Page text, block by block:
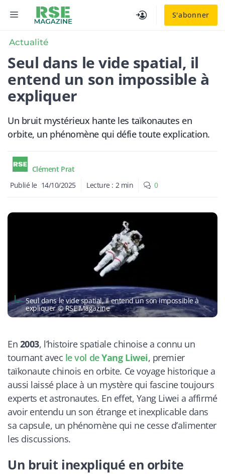
S'abonner
MENU
Actualité
Seul dans le vide spatial, il
entend un son impossible à
expliquer
Un bruit mystérieux hante les taïkonautes en
orbite, un phénomène qui défie toute explication.
Clément Prat
Publié le 14/10/2025 Lecture : 2 min 0
Seul dans le vide spatial, il entend un son impossible à
expliquer © RSE Magazine
En 2003, l’histoire spatiale chinoise a connu un
tournant avec le vol deYang Liwei, premier
taïkonaute chinois en orbite. Ce voyage historique a
aussi laissé place à un mystère qui fascine toujours
experts et astronautes. En effet, Yang Liwei a affirmé
avoir entendu un son étrange et inexplicable dans
sa capsule, un phénomène qui ne cesse d’alimenter
les discussions.
Un bruit inexpliqué en orbite